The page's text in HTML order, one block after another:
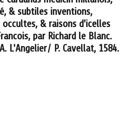
& subtiles inventions,
occultes, & raisons d'icelles
par Richard le Blanc.
L'Angelier/ P. Cavellat, 1584.